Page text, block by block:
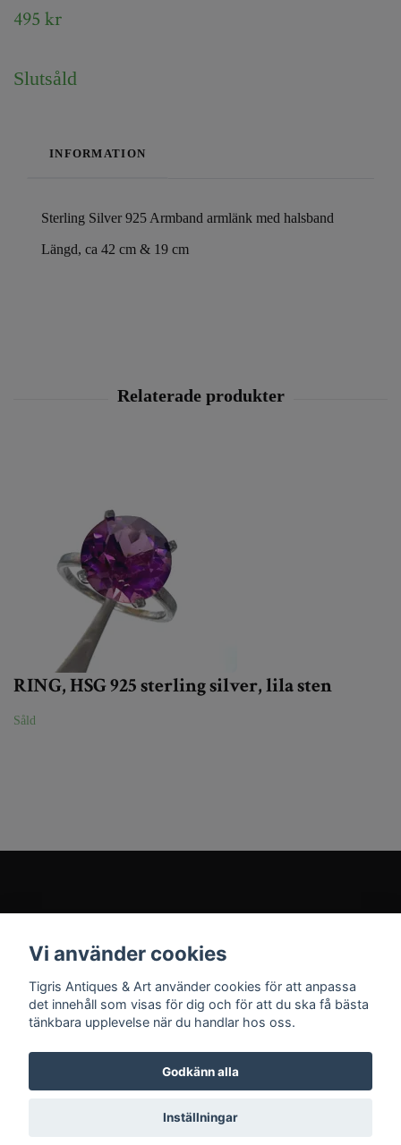
495 kr
Slutsåld
INFORMATION
Sterling Silver 925 Armband armlänk med halsband
Längd, ca 42 cm & 19 cm
RING, HSG 925 sterling silver, lila sten
Såld
Sociala medier
© 2026 Tigris Antiques & Art
Vi använder cookies
Tigris Antiques & Art använder cookies för att anpassa
det innehåll som visas för dig och för att du ska få bästa
tänkbara upplevelse när du handlar hos oss.
Godkänn alla
Inställningar